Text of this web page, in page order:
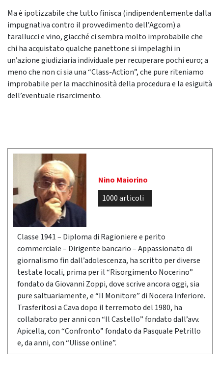
Ma è ipotizzabile che tutto finisca (indipendentemente dalla
impugnativa contro il provvedimento dell’Agcom) a
tarallucci e vino, giacché ci sembra molto improbabile che
chi ha acquistato qualche panettone si impelaghi in
un’azione giudiziaria individuale per recuperare pochi euro; a
meno che non ci sia una “Class-Action”, che pure riteniamo
improbabile per la macchinosità della procedura e la esiguità
dell’eventuale risarcimento.
Nino Maiorino
1000 articoli
Classe 1941 – Diploma di Ragioniere e perito
commerciale – Dirigente bancario – Appassionato di
giornalismo fin dall’adolescenza, ha scritto per diverse
testate locali, prima per il “Risorgimento Nocerino”
fondato da Giovanni Zoppi, dove scrive ancora oggi, sia
pure saltuariamente, e “Il Monitore” di Nocera Inferiore.
Trasferitosi a Cava dopo il terremoto del 1980, ha
collaborato per anni con “Il Castello” fondato dall’avv.
Apicella, con “Confronto” fondato da Pasquale Petrillo
e, da anni, con “Ulisse online”.